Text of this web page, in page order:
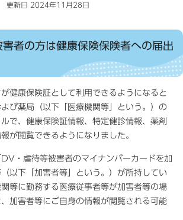
更新日 2024年11月28日
者の方は健康保険保険者への届出
健康保険証として利用できるようになると
び薬局（以下「医療機関等」という。）の
で、健康保険証情報、特定健診情報、薬剤
が閲覧できるようになりました。
・虐待等被害者のマイナンバーカードを加
以下「加害者等」という。）が所持してい
等に勤務する医療従事者等が加害者等の場
加害者等にご自身の情報が閲覧される可能